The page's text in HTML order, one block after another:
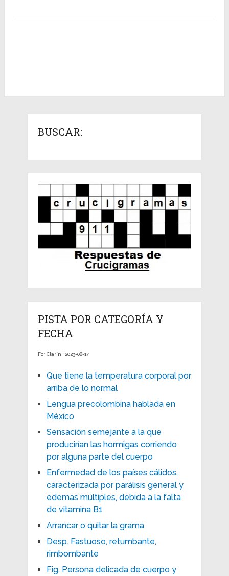
BUSCAR:
PISTA POR CATEGORÍA Y
FECHA
For Clarín | 2023-08-17
Que tiene la temperatura corporal por
arriba de lo normal
Lengua precolombina hablada en
México
Sensación semejante a la que
producirían las hormigas corriendo
por alguna parte del cuerpo
Enfermedad de los países cálidos,
caracterizada por parálisis general y
edemas múltiples, debida a la falta
de vitamina B1
Arrancar o quitar la grama
Desp. Fastuoso, retumbante,
rimbombante
Fig. Persona delicada de cuerpo y